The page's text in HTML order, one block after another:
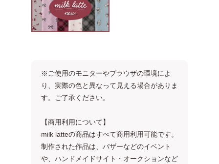
※ご使用のモニターやブラウザの環境によ
り、実際の色と異なって見える場合がありま
す。ご了承ください。
【商用利用について】
milk latteの商品はすべて商用利用可能です。
制作された作品は、バザーなどのイベント
や、ハンドメイドサイト・オークションなど